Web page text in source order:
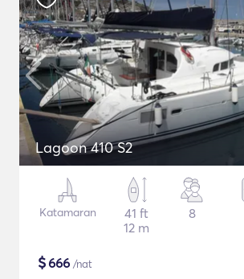
Lagoon 410 S2
Katamaran
41 ft
12 m
8
$666 /nat